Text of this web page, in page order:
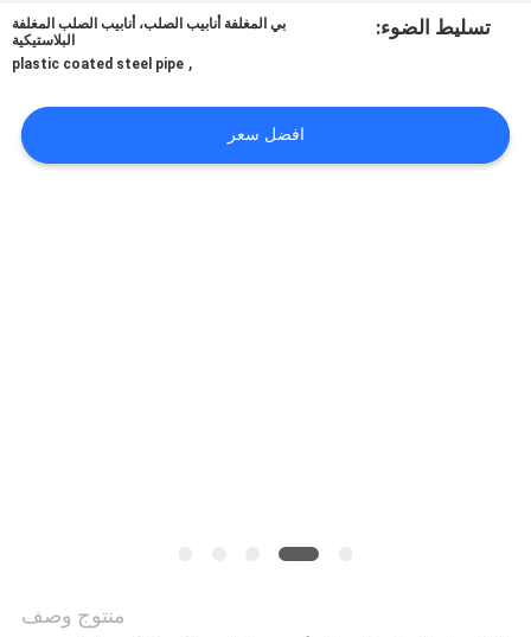
أخبار
حالات
تسليط الضوء:
بي المغلفة أنابيب الصلب، أنابيب الصلب المغلفة
البلاستيكية
,
plastic coated steel pipe
افضل سعر
منتوج وصف